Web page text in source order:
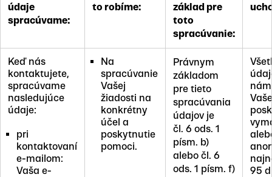
údaje
spracúvame:
to robíme:
základ pre
toto
spracúvanie:
Keď nás
kontaktujete,
spracúvame
nasledujúce
údaje:
pri
kontaktovaní
e-mailom:
Vaša e-
Na
spracúvanie
Vašej
žiadosti na
konkrétny
účel a
poskytnutie
pomoci.
Právnym
základom
pre tieto
spracúvania
údajov je
čl. 6 ods. 1
písm. b)
alebo čl. 6
ods. 1 písm. f)
95